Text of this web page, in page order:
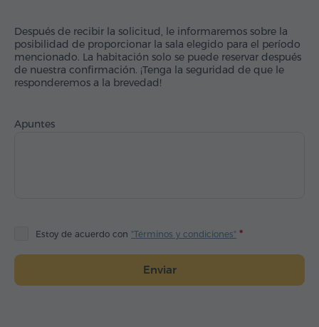
Después de recibir la solicitud, le informaremos sobre la
posibilidad de proporcionar la sala elegido para el período
mencionado. La habitación solo se puede reservar después
de nuestra confirmación. ¡Tenga la seguridad de que le
responderemos a la brevedad!
Apuntes
Estoy de acuerdo con "Términos y condiciones"
Enviar